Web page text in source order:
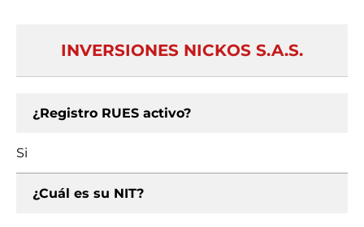
INVERSIONES NICKOS S.A.S.
¿Registro RUES activo?
Si
¿Cuál es su NIT?